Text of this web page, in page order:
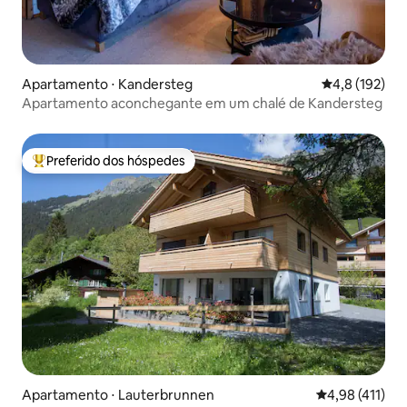
Apartamento ⋅ Kandersteg 4,8 de uma
4,8 (192)
Apartamento aconchegante em um chalé de Kandersteg
Entre os melhores preferidos dos hóspedes
Preferido dos hóspedes
Apartamento ⋅ Lauterbrunnen 4,98 de uma
4,98 (411)